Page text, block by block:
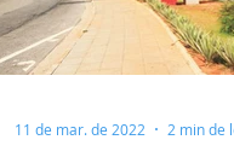
11 de mar. de 2022 2 min de